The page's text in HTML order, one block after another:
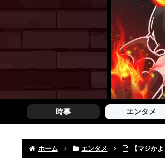
時事 エンタメ
ホーム エンタメ 【マジか